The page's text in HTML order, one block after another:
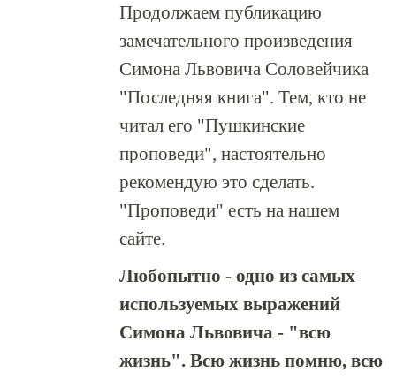
Продолжаем публикацию
замечательного произведения
Симона Львовича Соловейчика
"Последняя книга". Тем, кто не
читал его "Пушкинские
проповеди", настоятельно
рекомендую это сделать.
"Проповеди" есть на нашем
сайте.
Любопытно - одно из самых
используемых выражений
Симона Львовича - "всю
жизнь". Всю жизнь помню, всю